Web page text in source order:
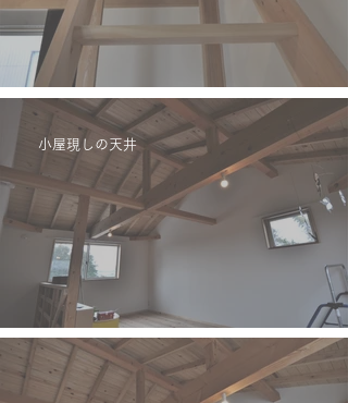
小屋現しの天井